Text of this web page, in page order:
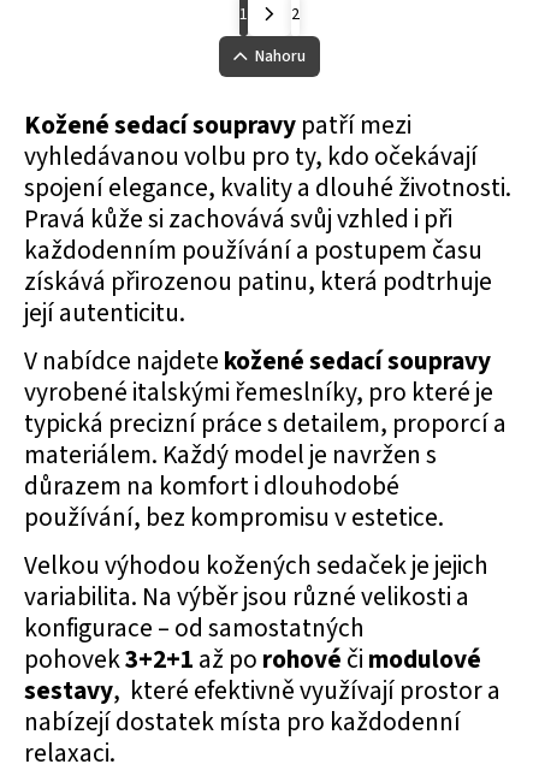
1
2
Nahoru
Kožené sedací soupravypatří mezi
vyhledávanou volbu pro ty, kdo očekávají
spojení elegance, kvality a dlouhé životnosti.
Pravá kůže si zachovává svůj vzhled i při
každodenním používání a postupem času
získává přirozenou patinu, která podtrhuje
její autenticitu.
V nabídce najdetekožené sedací soupravy
vyrobené italskými řemeslníky, pro které je
typická precizní práce s detailem, proporcí a
materiálem. Každý model je navržen s
důrazem na komfort i dlouhodobé
používání, bez kompromisu v estetice.
Velkou výhodou kožených sedaček je jejich
variabilita. Na výběr jsou různé velikosti a
konfigurace – od samostatných
pohovek3+2+1až porohovéčimodulové
sestavy, které efektivně využívají prostor a
nabízejí dostatek místa pro každodenní
relaxaci.